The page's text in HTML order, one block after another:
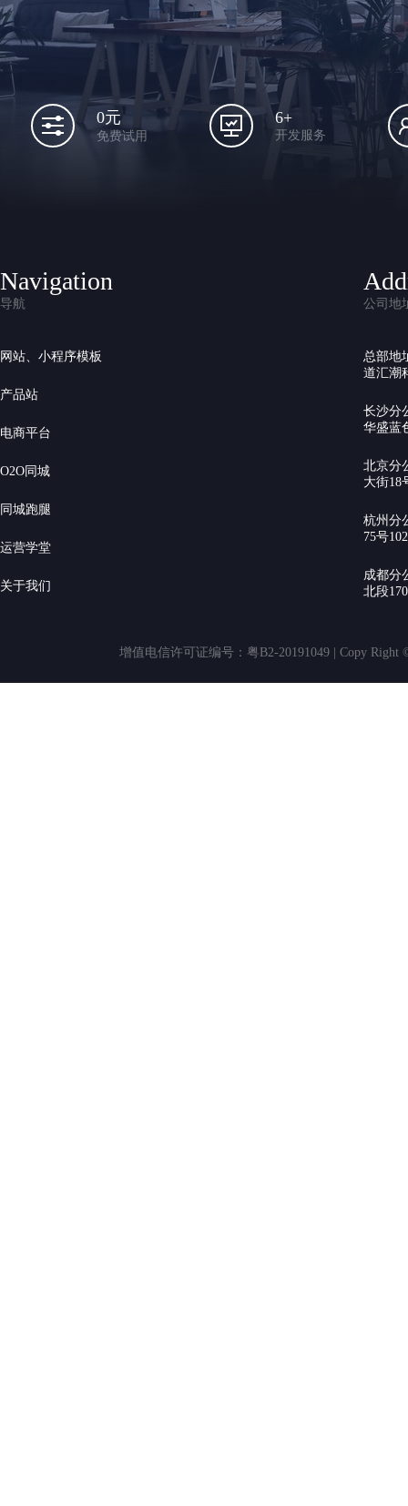
0元
免费试用
6+
开发服务
Navigation
导航
网站、小程序模板
产品站
电商平台
O2O同城
同城跑腿
运营学堂
关于我们
公司地
总部地
道汇潮
长沙分
华盛蓝
北京分
大街18
杭州分
75号
成都分
北段
增值电信许可证编号：粤B2-20191049 | Copy